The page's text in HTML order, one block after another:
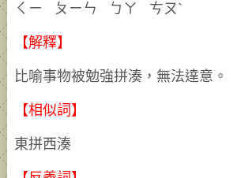
ㄑㄧ ㄆㄧㄣ ㄅㄚ ㄘㄡˋ
【解釋】
比喻事物被勉強拼湊，無法達意。
【相似詞】
東拼西湊